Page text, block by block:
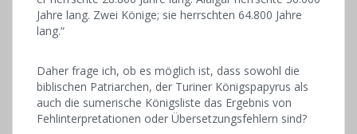
Jahre lang. Zwei Könige; sie herrschten 64.800 Jahre
lang.“
Daher frage ich, ob es möglich ist, dass sowohl die
biblischen Patriarchen, der Turiner Königspapyrus als
auch die sumerische Königsliste das Ergebnis von
Fehlinterpretationen oder Übersetzungsfehlern sind?